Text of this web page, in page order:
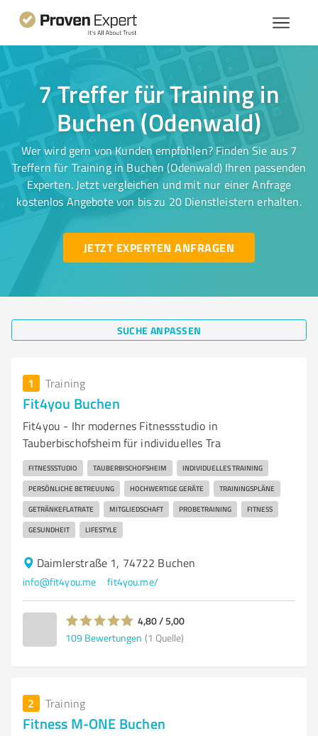
7 Treffer für Training in
Buchen (Odenwald)
Wer wird gern von Kunden empfohlen? Finden Sie aus 7
Treffern für Training in Buchen (Odenwald) Ihren passenden
Experten. Jetzt vergleichen und mit nur einer Anfrage
kostenlos Angebote von bis zu 20 Dienstleistern erhalten.
JETZT EXPERTEN ANFRAGEN
SUCHE ANPASSEN
1 Training
Fit4you Buchen
Fit4you - Ihr modernes Fitnessstudio in
Tauberbischofsheim für individuelles Tra
FITNESSSTUDIO TAUBERBISCHOFSHEIM INDIVIDUELLES TRAINING
PERSÖNLICHE BETREUUNG HOCHWERTIGE GERÄTE TRAININGSPLÄNE
GETRÄNKEFLATRATE MITGLIEDSCHAFT PROBETRAINING FITNESS
GESUNDHEIT LIFESTYLE
Daimlerstraße 1, 74722 Buchen
info@fit4you.me fit4you.me/
4,80 / 5,00
109 Bewertungen (1 Quelle)
2 Training
Fitness M-ONE Buchen